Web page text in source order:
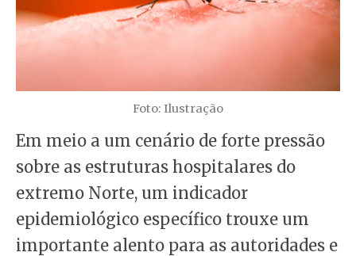
Foto: Ilustração
Em meio a um cenário de forte pressão
sobre as estruturas hospitalares do
extremo Norte, um indicador
epidemiológico específico trouxe um
importante alento para as autoridades e